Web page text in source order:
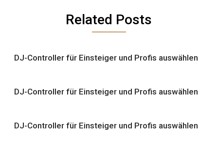
Related Posts
DJ-Controller für Einsteiger und Profis auswählen
DJ-Controller für Einsteiger und Profis auswählen
DJ-Controller für Einsteiger und Profis auswählen